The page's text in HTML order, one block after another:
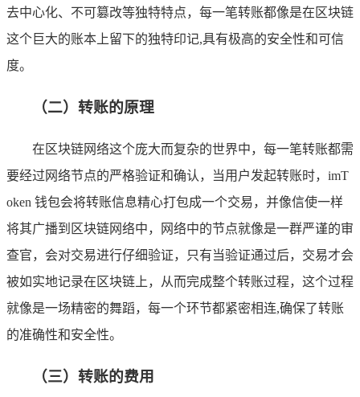
去中心化、不可篡改等独特特点，每一笔转账都像是在区块链
这个巨大的账本上留下的独特印记,具有极高的安全性和可信
度。
（二）转账的原理
在区块链网络这个庞大而复杂的世界中，每一笔转账都需
要经过网络节点的严格验证和确认，当用户发起转账时，imT
oken 钱包会将转账信息精心打包成一个交易，并像信使一样
将其广播到区块链网络中，网络中的节点就像是一群严谨的审
查官，会对交易进行仔细验证，只有当验证通过后，交易才会
被如实地记录在区块链上，从而完成整个转账过程，这个过程
就像是一场精密的舞蹈，每一个环节都紧密相连,确保了转账
的准确性和安全性。
（三）转账的费用